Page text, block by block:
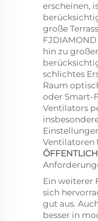
erscheinen,
große
hin zu
schlichtes
Raum
oder Smart-
Ventilators
Ventilatoren
Ein weiterer
sich
gut aus.
besser in